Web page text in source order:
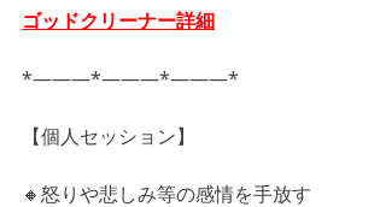
ゴッドクリーナー詳細
*―――*―――*―――*
【個人セッション】
🔸怒りや悲しみ等の感情を手放す